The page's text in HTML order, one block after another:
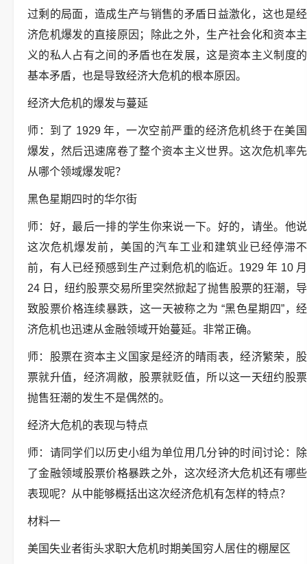
过剩的局面，造成生产与销售的矛盾日益激化，这也是经
济危机爆发的直接原因；除此之外，生产社会化和资本主
义的私人占有之间的矛盾也在发展，这是资本主义制度的
基本矛盾，也是导致经济大危机的根本原因。
经济大危机的爆发与蔓延
师：到了 1929 年，一次空前严重的经济危机终于在美国
爆发，然后迅速席卷了整个资本主义世界。这次危机率先
从哪个领域爆发呢？
黑色星期四时的华尔街
师：好，最后一排的学生你来说一下。好的，请坐。他说
这次危机爆发前，美国的汽车工业和建筑业已经停滞不
前，有人已经预感到生产过剩危机的临近。1929 年 10 月
24 日，纽约股票交易所里突然掀起了抛售股票的狂潮，导
致股票价格连续暴跌，这一天被称之为 “黑色星期四”，经
济危机也迅速从金融领域开始蔓延。非常正确。
师：股票在资本主义国家是经济的晴雨表，经济繁荣，股
票就升值，经济凋敝，股票就贬值，所以这一天纽约股票
抛售狂潮的发生不是偶然的。
经济大危机的表现与特点
师：请同学们以历史小组为单位用几分钟的时间讨论：除
了金融领域股票价格暴跌之外，这次经济大危机还有哪些
表现呢？从中能够概括出这次经济危机有怎样的特点？
材料一
美国失业者街头求职大危机时期美国穷人居住的棚屋区